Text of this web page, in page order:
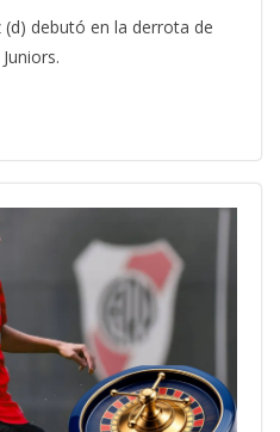
debutó en la derrota de